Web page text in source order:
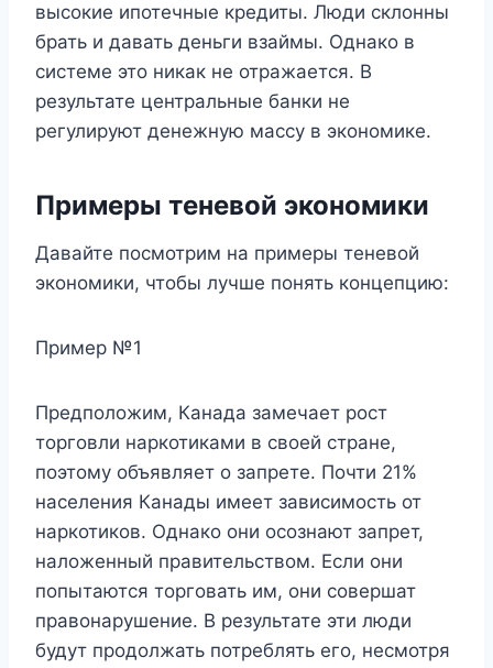
высокие ипотечные кредиты. Люди склонны
брать и давать деньги взаймы. Однако в
системе это никак не отражается. В
результате центральные банки не
регулируют денежную массу в экономике.
Примеры теневой экономики
Давайте посмотрим на примеры теневой
экономики, чтобы лучше понять концепцию:
Пример №1
Предположим, Канада замечает рост
торговли наркотиками в своей стране,
поэтому объявляет о запрете. Почти 21%
населения Канады имеет зависимость от
наркотиков. Однако они осознают запрет,
наложенный правительством. Если они
попытаются торговать им, они совершат
правонарушение. В результате эти люди
будут продолжать потреблять его, несмотря